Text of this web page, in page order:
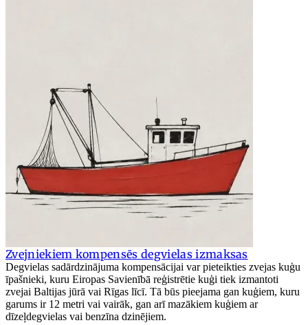
Zvejniekiem kompensēs degvielas izmaksas
Degvielas sadārdzinājuma kompensācijai var pieteikties zvejas kuģu
īpašnieki, kuru Eiropas Savienībā reģistrētie kuģi tiek izmantoti
zvejai Baltijas jūrā vai Rīgas līcī. Tā būs pieejama gan kuģiem, kuru
garums ir 12 metri vai vairāk, gan arī mazākiem kuģiem ar
dīzeļdegvielas vai benzīna dzinējiem.